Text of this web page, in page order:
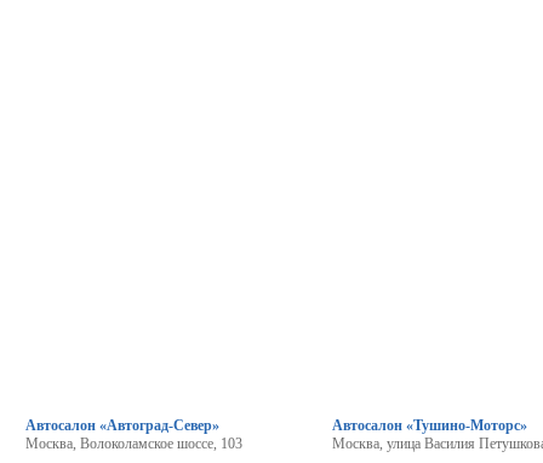
Автосалон «Автоград-Север»
Москва, Волоколамское шоссе, 103
Автосалон «Тушино-Моторс»
Москва, улица Василия